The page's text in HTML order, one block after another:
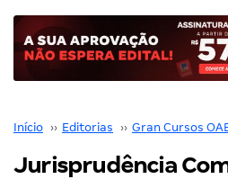
Início ›› Editorias ›› Gran Cursos
Jurisprudência